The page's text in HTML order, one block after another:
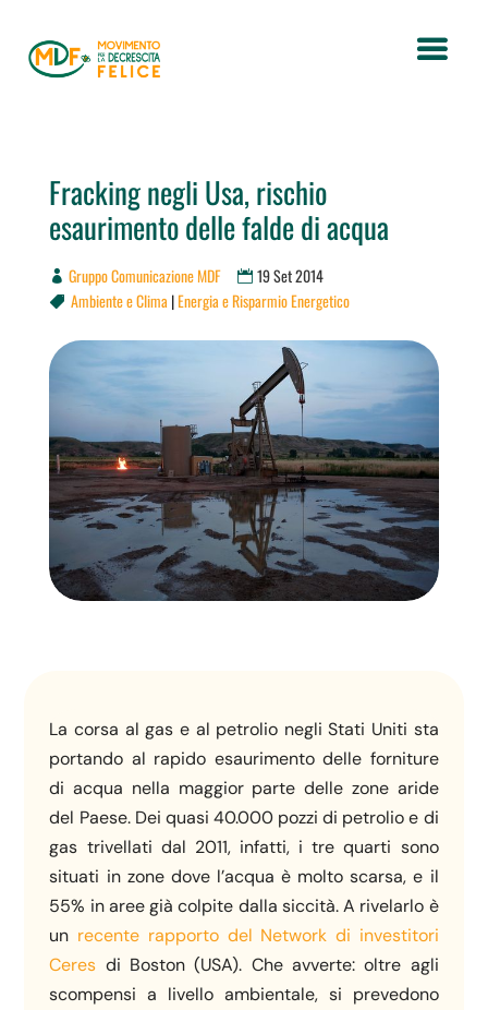
Fracking negli Usa, rischio
esaurimento delle falde di acqua
Gruppo Comunicazione MDF 19 Set 2014
 Ambiente e Clima |Energia e Risparmio Energetico
La corsa al gas e al petrolio negli Stati Uniti sta
portando al rapido esaurimento delle forniture
di acqua nella maggior parte delle zone aride
del Paese. Dei quasi 40.000 pozzi di petrolio e di
gas trivellati dal 2011, infatti, i tre quarti sono
situati in zone dove l’acqua è molto scarsa, e il
55% in aree già colpite dalla siccità. A rivelarlo è
un recente rapporto del Network di investitori
Ceres di Boston (USA). Che avverte: oltre agli
scompensi a livello ambientale, si prevedono